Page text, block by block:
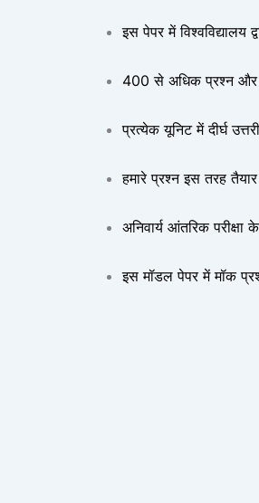
इस पेपर में विश्वविद्यालय
400 से अधिक प्रश्न और
प्रत्येक यूनिट में दीर्घ
हमारे प्रश्न इस तरह
अनिवार्य आंतरिक
इस मॉडल पेपर में मॉक